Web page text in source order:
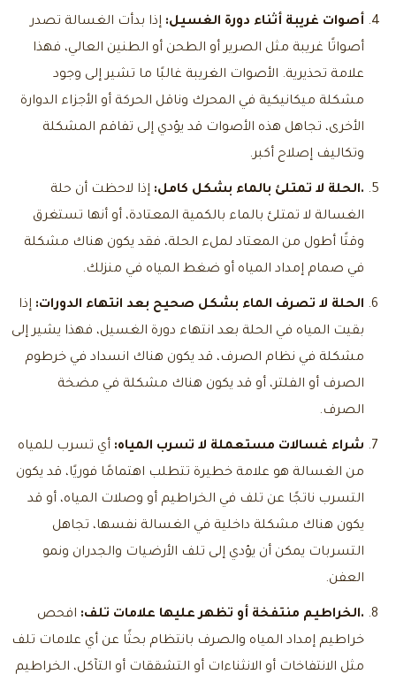
أصوات غريبة أثناء دورة الغسيل: إذا بدأت الغسالة تصدر
أصواتًا غريبة مثل الصرير أو الطحن أو الطنين العالي، فهذا
علامة تحذيرية. الأصوات الغريبة غالبًا ما تشير إلى وجود
مشكلة ميكانيكية في المحرك وناقل الحركة أو الأجزاء الدوارة
الأخرى، تجاهل هذه الأصوات قد يؤدي إلى تفاقم المشكلة
وتكاليف إصلاح أكبر.
.الحلة لا تمتلئ بالماء بشكل كامل: إذا لاحظت أن حلة
الغسالة لا تمتلئ بالماء بالكمية المعتادة، أو أنها تستغرق
وقتًا أطول من المعتاد لملء الحلة، فقد يكون هناك مشكلة
في صمام إمداد المياه أو ضغط المياه في منزلك.
الحلة لا تصرف الماء بشكل صحيح بعد انتهاء الدورات: إذا
بقيت المياه في الحلة بعد انتهاء دورة الغسيل، فهذا يشير إلى
مشكلة في نظام الصرف، قد يكون هناك انسداد في خرطوم
الصرف أو الفلتر، أو قد يكون هناك مشكلة في مضخة
الصرف.
شراء غسالات مستعملة لا تسرب المياه: أي تسرب للمياه
من الغسالة هو علامة خطيرة تتطلب اهتمامًا فوريًا، قد يكون
التسرب ناتجًا عن تلف في الخراطيم أو وصلات المياه، أو قد
يكون هناك مشكلة داخلية في الغسالة نفسها، تجاهل
التسربات يمكن أن يؤدي إلى تلف الأرضيات والجدران ونمو
العفن.
.الخراطيم منتفخة أو تظهر عليها علامات تلف: افحص
خراطيم إمداد المياه والصرف بانتظام بحثًا عن أي علامات تلف
مثل الانتفاخات أو الانثناءات أو التشققات أو التآكل، الخراطيم